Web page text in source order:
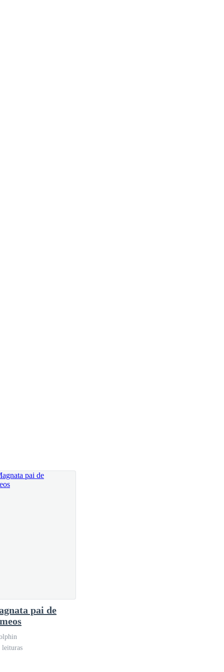
vestidos. O desfile de moda é amanhã.”
para sair com a gente, agora que você é uma
atendeu, mesmo depois de ligar para ele duas
na segunda-feira. Depois disso, ela pegou sua
pai de